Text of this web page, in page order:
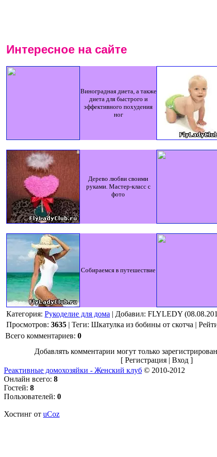
Интересное на сайте
Виноградная диета, а также
диета для быстрого и
эффективного похудения
ног
Дерево любви своими
руками. Мастер-класс с
фото
Собираемся в путешествие
Категория: Рукоделие для дома | Добавил: FLYLEDY
Просмотров: 3635 | Теги: Шкатулка из бобины от скотча |
Всего комментариев: 0
Добавлять комментарии могут только
[ Регистрация| Вход]
Реактивные домохозяйки - Женский клуб © 2010-2012
Онлайн всего: 8
Гостей: 8
Пользователей: 0
Хостинг от uCoz